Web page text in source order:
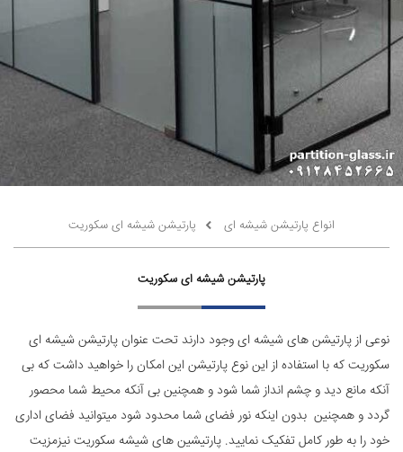
انواع پارتیشن شیشه ای پارتیشن شیشه ای سکوریت
پارتیشن شیشه ای سکوریت
نوعی از پارتیشن های شیشه ای وجود دارند تحت عنوان پارتیشن شیشه ای
سکوریت که با استفاده از این نوع پارتیشن این امکان را خواهید داشت که بی
آنکه مانع دید و چشم انداز شما شود و همچنین بی آنکه محیط شما محصور
گردد و همچنین بدون اینکه نور فضای شما محدود شود میتوانید فضای اداری
خود را به طور کامل تفکیک نمایید. پارتیشین های شیشه سکوریت نیزمزیت